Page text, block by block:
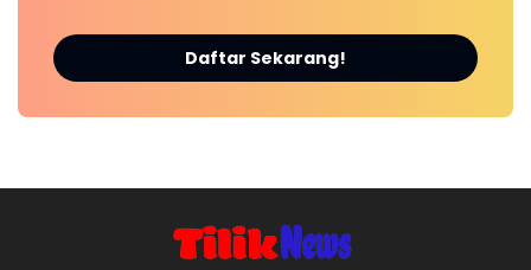
Daftar Sekarang!